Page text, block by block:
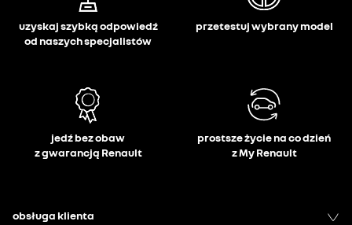
uzyskaj szybką odpowiedź
od naszych specjalistów
przetestuj wybrany model
jedź bez obaw
z gwarancją Renault
prostsze życie na co dzień
z My Renault
obsługa klienta